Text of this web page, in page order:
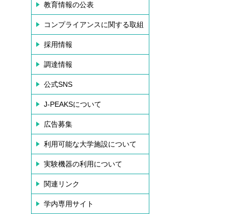
教育情報の公表
コンプライアンスに関する取組
採用情報
調達情報
公式SNS
J-PEAKSについて
広告募集
利用可能な大学施設について
実験機器の利用について
関連リンク
学内専用サイト